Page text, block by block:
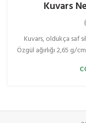
Kuvars
Kuvars, oldukça saf
Özgül ağırlığı 2,65 g/